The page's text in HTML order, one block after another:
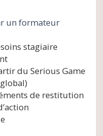
un formateur
stagiaire
du Serious Game
de restitution